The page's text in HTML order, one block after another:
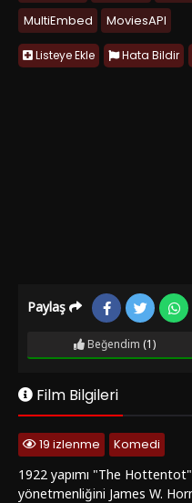
MultiEmbed
MoviesAPI
Listeye Ekle Hata Bildir
Paylaş
Beğendim (1)
Film Bilgileri
19 izlenme
Komedi
1922 yapımı "The
yönetmenliğini James W.